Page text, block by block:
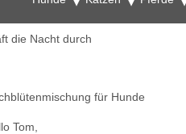
die Nacht durch
für Hunde
Tom,